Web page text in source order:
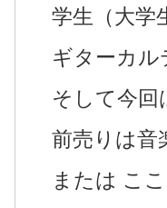
学生（大学
ギターカル
そして今回
前売りは音
または こ